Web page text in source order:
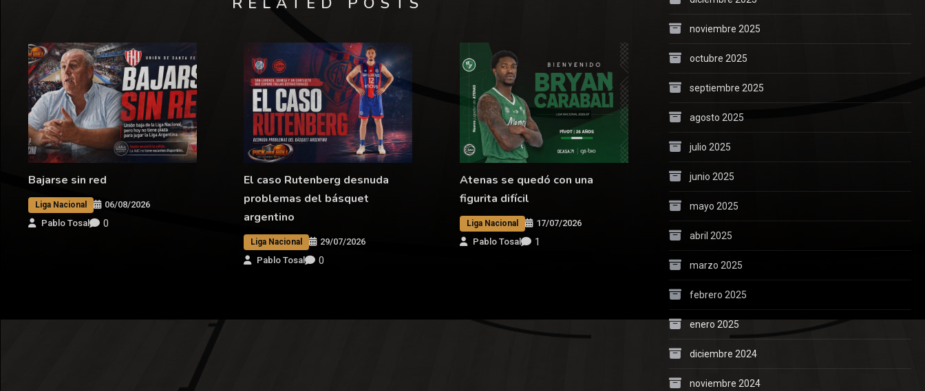
Bajarse sin red
Liga Nacional
06/08/2026
Pablo Tosal
0
El caso Rutenberg desnuda
problemas del básquet
argentino
Liga Nacional
29/07/2026
Pablo Tosal
0
Atenas se quedó con una
figurita difícil
Liga Nacional
17/07/2026
Pablo Tosal
1
noviembre 2025
octubre 2025
septiembre 2025
agosto 2025
julio 2025
junio 2025
mayo 2025
abril 2025
marzo 2025
febrero 2025
enero 2025
diciembre 2024
noviembre 2024